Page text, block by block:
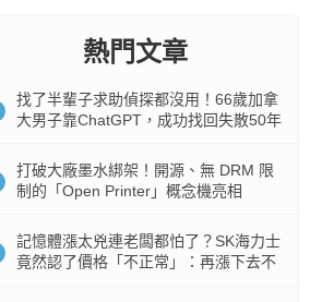
熱門文章
找了半輩子求助偵探都沒用！66歲加拿
大男子靠ChatGPT，成功找回失散50年
打破大廠墨水綁架！開源、無 DRM 限
制的「Open Printer」概念機亮相
記憶體漲太兇連老闆都怕了？SK海力士
竟然認了價格「不正常」：再漲下去不